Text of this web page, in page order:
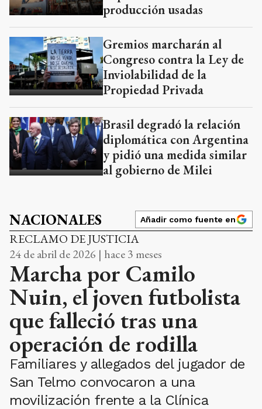
producción usadas
Gremios marcharán al
Congreso contra la Ley de
Inviolabilidad de la
Propiedad Privada
Brasil degradó la relación
diplomática con Argentina
y pidió una medida similar
al gobierno de Milei
NACIONALES Añadir como fuente en
RECLAMO DE JUSTICIA
24 de abril de 2026 | hace 3 meses
Marcha por Camilo
Nuin, el joven futbolista
que falleció tras una
operación de rodilla
Familiares y allegados del jugador de
San Telmo convocaron a una
movilización frente a la Clínica